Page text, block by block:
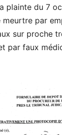
plainte du 7
par
sur proche
par faux